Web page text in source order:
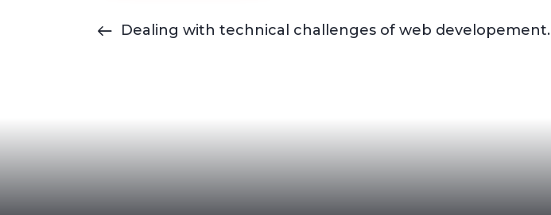
Dealing with technical challenges of web developement.